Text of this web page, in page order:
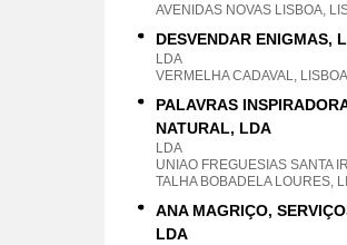
AVENIDAS NOVAS LISBOA,
DESVENDAR ENIGMAS,
LDA
VERMELHA CADAVAL, LISBOA
PALAVRAS
NATURAL, LDA
LDA
UNIAO FREGUESIAS SANTA
TALHA BOBADELA LOURES,
ANA MAGRIÇO,
LDA